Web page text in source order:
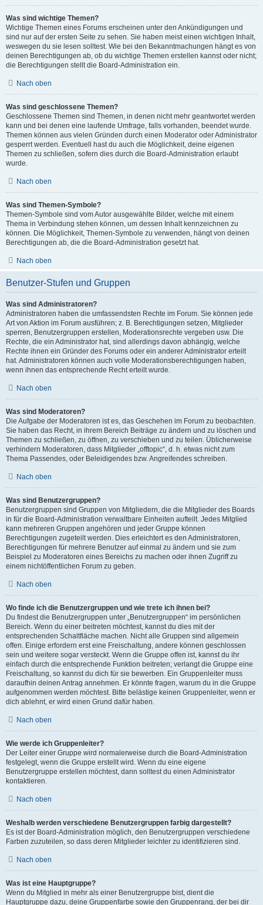
Was sind wichtige Themen?
Wichtige Themen eines Forums erscheinen unter den Ankündigungen und
sind nur auf der ersten Seite zu sehen. Sie haben meist einen wichtigen Inhalt,
weswegen du sie lesen solltest. Wie bei den Bekanntmachungen hängt es von
deinen Berechtigungen ab, ob du wichtige Themen erstellen kannst oder nicht;
die Berechtigungen stellt die Board-Administration ein.
Nach oben
Was sind geschlossene Themen?
Geschlossene Themen sind Themen, in denen nicht mehr geantwortet werden
kann und bei denen eine laufende Umfrage, falls vorhanden, beendet wurde.
Themen können aus vielen Gründen durch einen Moderator oder Administrator
gesperrt werden. Eventuell hast du auch die Möglichkeit, deine eigenen
Themen zu schließen, sofern dies durch die Board-Administration erlaubt
wurde.
Nach oben
Was sind Themen-Symbole?
Themen-Symbole sind vom Autor ausgewählte Bilder, welche mit einem
Thema in Verbindung stehen können, um dessen Inhalt kennzeichnen zu
können. Die Möglichkeit, Themen-Symbole zu verwenden, hängt von deinen
Berechtigungen ab, die die Board-Administration gesetzt hat.
Nach oben
Benutzer-Stufen und Gruppen
Was sind Administratoren?
Administratoren haben die umfassendsten Rechte im Forum. Sie können jede
Art von Aktion im Forum ausführen; z. B. Berechtigungen setzen, Mitglieder
sperren, Benutzergruppen erstellen, Moderationsrechte vergeben usw. Die
Rechte, die ein Administrator hat, sind allerdings davon abhängig, welche
Rechte ihnen ein Gründer des Forums oder ein anderer Administrator erteilt
hat. Administratoren können auch volle Moderationsberechtigungen haben,
wenn ihnen das entsprechende Recht erteilt wurde.
Nach oben
Was sind Moderatoren?
Die Aufgabe der Moderatoren ist es, das Geschehen im Forum zu beobachten.
Sie haben das Recht, in ihrem Bereich Beiträge zu ändern und zu löschen und
Themen zu schließen, zu öffnen, zu verschieben und zu teilen. Üblicherweise
verhindern Moderatoren, dass Mitglieder „offtopic“, d. h. etwas nicht zum
Thema Passendes, oder Beleidigendes bzw. Angreifendes schreiben.
Nach oben
Was sind Benutzergruppen?
Benutzergruppen sind Gruppen von Mitgliedern, die die Mitglieder des Boards
in für die Board-Administration verwaltbare Einheiten aufteilt. Jedes Mitglied
kann mehreren Gruppen angehören und jeder Gruppe können
Berechtigungen zugeteilt werden. Dies erleichtert es den Administratoren,
Berechtigungen für mehrere Benutzer auf einmal zu ändern und sie zum
Beispiel zu Moderatoren eines Bereichs zu machen oder ihnen Zugriff zu
einem nichtöffentlichen Forum zu geben.
Nach oben
Wo finde ich die Benutzergruppen und wie trete ich ihnen bei?
Du findest die Benutzergruppen unter „Benutzergruppen“ im persönlichen
Bereich. Wenn du einer beitreten möchtest, kannst du dies mit der
entsprechenden Schaltfläche machen. Nicht alle Gruppen sind allgemein
offen. Einige erfordern erst eine Freischaltung, andere können geschlossen
sein und weitere sogar versteckt. Wenn die Gruppe offen ist, kannst du ihr
einfach durch die entsprechende Funktion beitreten; verlangt die Gruppe eine
Freischaltung, so kannst du dich für sie bewerben. Ein Gruppenleiter muss
daraufhin deinen Antrag annehmen. Er könnte fragen, warum du in die Gruppe
aufgenommen werden möchtest. Bitte belästige keinen Gruppenleiter, wenn er
dich ablehnt, er wird einen Grund dafür haben.
Nach oben
Wie werde ich Gruppenleiter?
Der Leiter einer Gruppe wird normalerweise durch die Board-Administration
festgelegt, wenn die Gruppe erstellt wird. Wenn du eine eigene
Benutzergruppe erstellen möchtest, dann solltest du einen Administrator
kontaktieren.
Nach oben
Weshalb werden verschiedene Benutzergruppen farbig dargestellt?
Es ist der Board-Administration möglich, den Benutzergruppen verschiedene
Farben zuzuteilen, so dass deren Mitglieder leichter zu identifizieren sind.
Nach oben
Was ist eine Hauptgruppe?
Wenn du Mitglied in mehr als einer Benutzergruppe bist, dient die
Hauptgruppe dazu, deine Gruppenfarbe sowie den Gruppenrang, der bei dir